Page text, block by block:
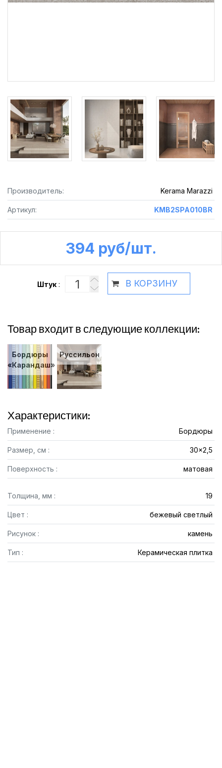
Производитель: Kerama Marazzi
Артикул: KMB2SPA010BR
394 руб /шт.
Штук: В КОРЗИНУ
Товар входит в следующие коллекции:
Бордюры
«Карандаш»
Руссильон
Характеристики:
Применение : Бордюры
Размер, см : 30x2,5
Поверхность : матовая
Толщина, мм : 19
Цвет : бежевый светлый
Рисунок : камень
Тип : Керамическая плитка